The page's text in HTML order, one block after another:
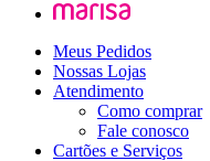
Meus Pedidos
Nossas Lojas
Atendimento
Como comprar
Fale conosco
Cartões e Serviços